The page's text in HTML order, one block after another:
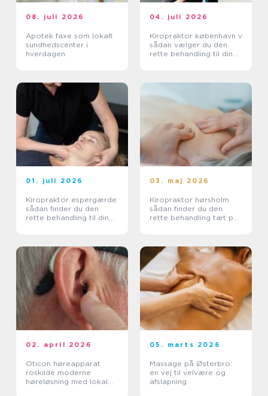
08. juli 2026
Apotek faxe som lokalt
sundhedscenter i
hverdagen
04. juli 2026
Kiropraktor københavn v
sådan vælger du den
rette behandling til dine
01. juli 2026
Kiropraktor espergærde
sådan finder du den
rette behandling til dine
03. maj 2026
Kiropraktor hørsholm
sådan finder du den
rette behandling tæt på
02. april 2026
Oticon høreapparat
roskilde moderne
høreløsning med lokal
05. marts 2026
Massage på Østerbro:
en vej til velvære og
afslapning